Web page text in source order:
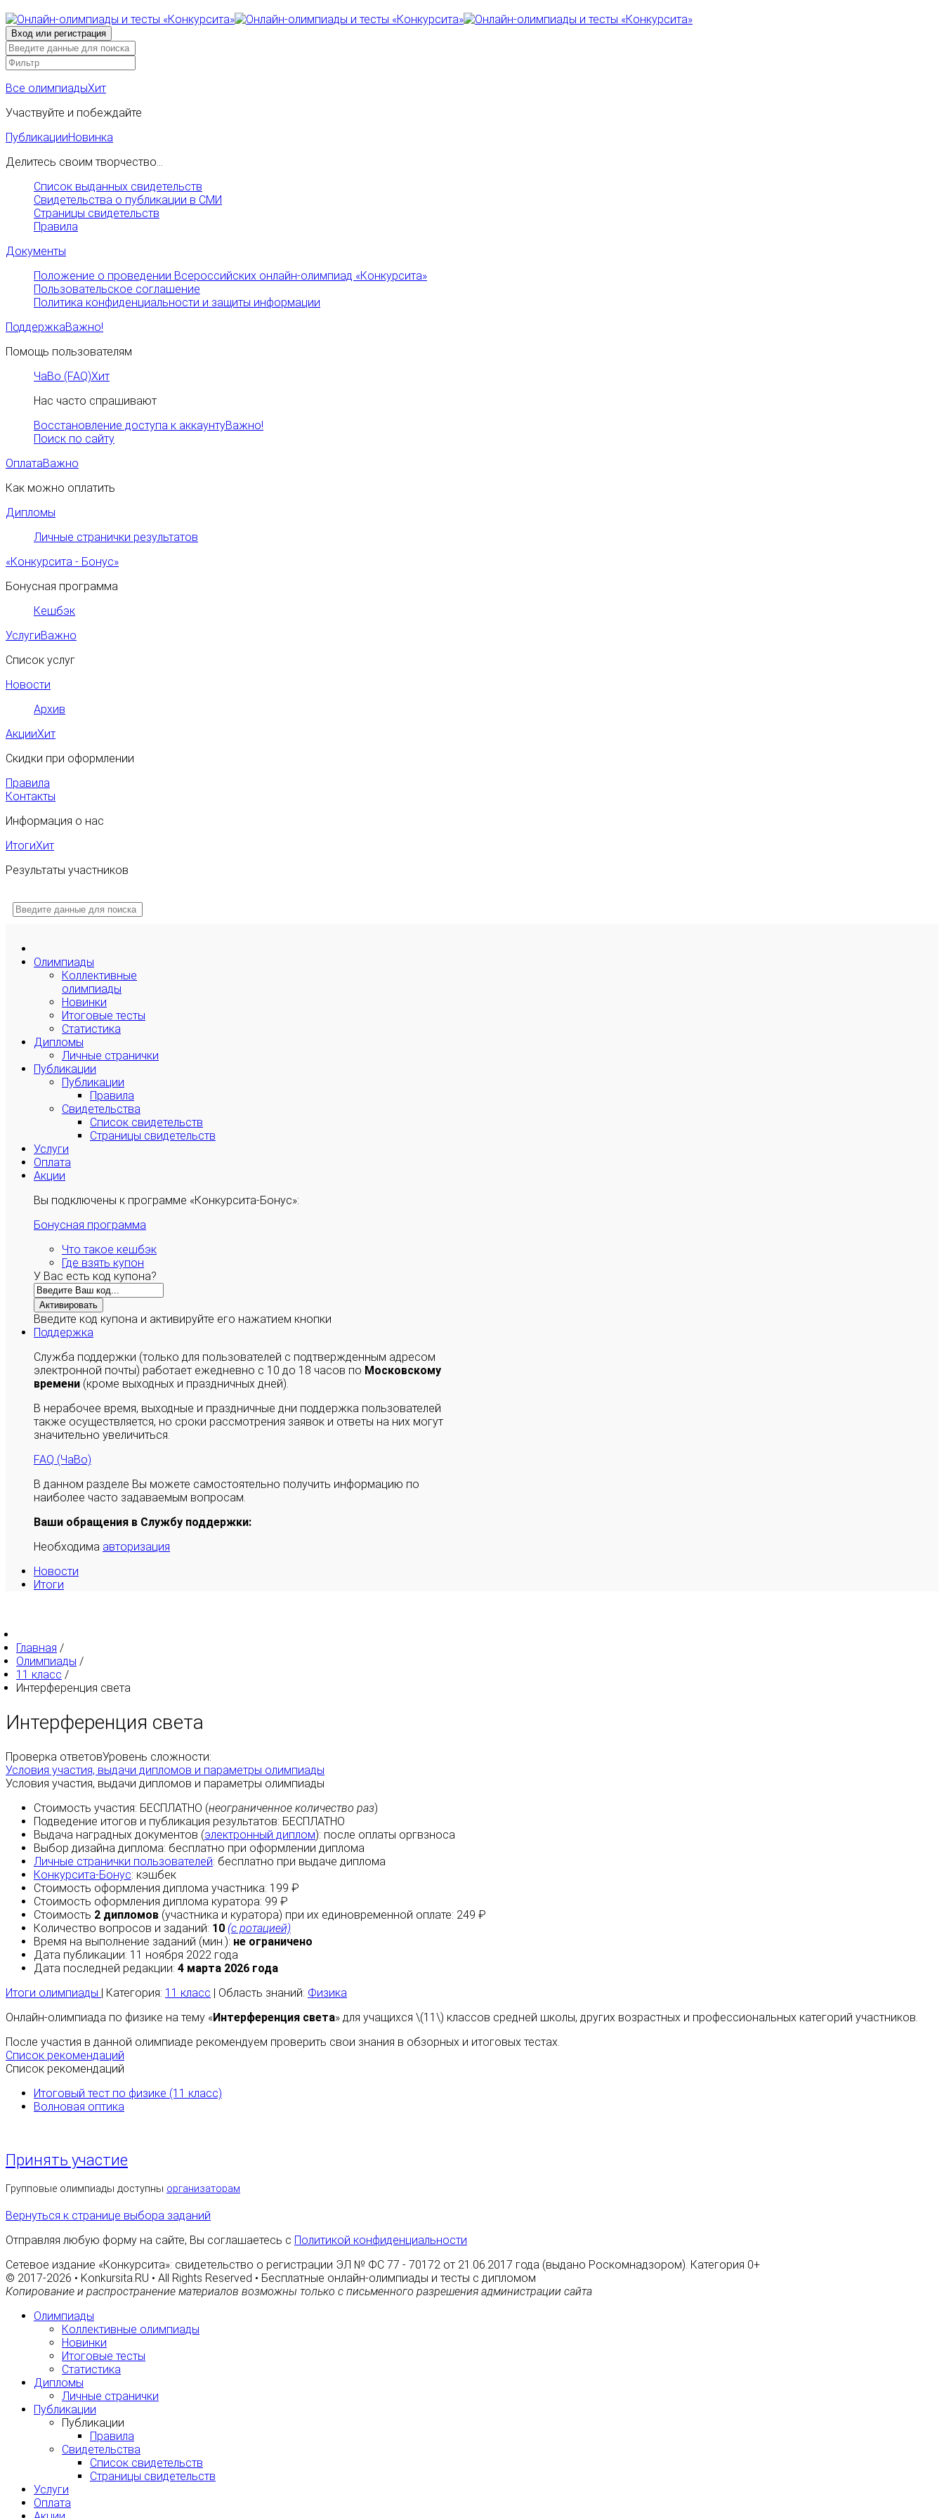
Все олимпиадыХит
Участвуйте и побеждайте
ПубликацииНовинка
Делитесь своим творчество...
Список выданных свидетельств
Свидетельства о публикации в СМИ
Страницы свидетельств
Правила
Документы
Положение о проведении Всероссийских онлайн-олимпиад «Конкурсита»
Пользовательское соглашение
Политика конфиденциальности и защиты информации
ПоддержкаВажно!
Помощь пользователям
ЧаВо (FAQ)Хит
Нас часто спрашивают
Восстановление доступа к аккаунтуВажно!
Поиск по сайту
ОплатаВажно
Как можно оплатить
Дипломы
Личные странички результатов
«Конкурсита - Бонус»
Бонусная программа
Кешбэк
УслугиВажно
Список услуг
Новости
Архив
АкцииХит
Скидки при оформлении
Правила
Контакты
Информация о нас
ИтогиХит
Результаты участников
Олимпиады
Коллективные
олимпиады
Новинки
Итоговые тесты
Статистика
Дипломы
Личные странички
Публикации
Публикации
Правила
Свидетельства
Список свидетельств
Страницы свидетельств
Услуги
Оплата
Акции
Вы подключены к программе «Конкурсита-Бонус»:
Бонусная программа
Что такое кешбэк
Где взять купон
У Вас есть код купона?
Активировать
Введите код купона и активируйте его нажатием кнопки
Поддержка
Служба поддержки (только для пользователей с подтвержденным адресом
электронной почты) работает ежедневно с 10 до 18 часов по Московскому
времени (кроме выходных и праздничных дней).
В нерабочее время, выходные и праздничные дни поддержка пользователей
также осуществляется, но сроки рассмотрения заявок и ответы на них могут
значительно увеличиться.
FAQ (ЧаВо)
В данном разделе Вы можете самостоятельно получить информацию по
наиболее часто задаваемым вопросам.
Ваши обращения в Службу поддержки:
Необходима авторизация
Новости
Итоги
Главная /
Олимпиады /
11 класс /
Интерференция света
Интерференция света
Проверка ответовУровень сложности:
Условия участия, выдачи дипломов и параметры олимпиады
Условия участия, выдачи дипломов и параметры олимпиады
Стоимость участия: БЕСПЛАТНО (неограниченное количество раз)
Подведение итогов и публикация результатов: БЕСПЛАТНО
Выдача наградных документов (электронный диплом): после оплаты оргвзноса
Выбор дизайна диплома: бесплатно при оформлении диплома
Личные странички пользователей: бесплатно при выдаче диплома
Конкурсита-Бонус: кэшбек
Стоимость оформления диплома участника: 199 ₽
Стоимость оформления диплома куратора: 99 ₽
Стоимость 2 дипломов (участника и куратора) при их единовременной оплате: 249 ₽
Количество вопросов и заданий: 10 (с ротацией)
Время на выполнение заданий (мин.): не ограничено
Дата публикации: 11 ноября 2022 года
Дата последней редакции: 4 марта 2026 года
Итоги олимпиады
| Категория: 11 класс | Область знаний: Физика
Онлайн-олимпиада по физике на тему «Интерференция света» для учащихся \(11\) классов средней школы, других возрастных и профессиональных категорий участников.
После участия в данной олимпиаде рекомендуем проверить свои знания в обзорных и итоговых тестах.
Список рекомендаций
Список рекомендаций
Итоговый тест по физике (11 класс)
Волновая оптика
Принять участие
Групповые олимпиады доступны организаторам
Вернуться к странице выбора заданий
Отправляя любую форму на сайте, Вы соглашаетесь с Политикой конфиденциальности
Сетевое издание «Конкурсита»: свидетельство о регистрации ЭЛ № ФС 77 - 70172 от 21.06.2017 года (выдано Роскомнадзором). Категория 0+
© 2017-2026 • Konkursita.RU • All Rights Reserved • Бесплатные онлайн-олимпиады и тесты с дипломом
Копирование и распространение материалов возможны только с письменного разрешения администрации сайта
Олимпиады
Коллективные олимпиады
Новинки
Итоговые тесты
Статистика
Дипломы
Личные странички
Публикации
Публикации
Правила
Свидетельства
Список свидетельств
Страницы свидетельств
Услуги
Оплата